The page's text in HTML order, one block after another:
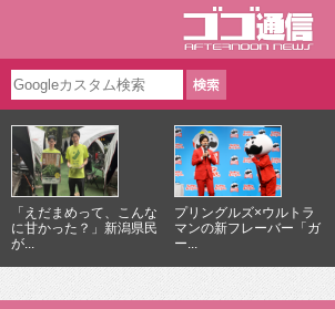
「えだまめって、こんな
に甘かった？」新潟県民
が...
プリングルズ×ウルトラ
マンの新フレーバー「ガ
ー...